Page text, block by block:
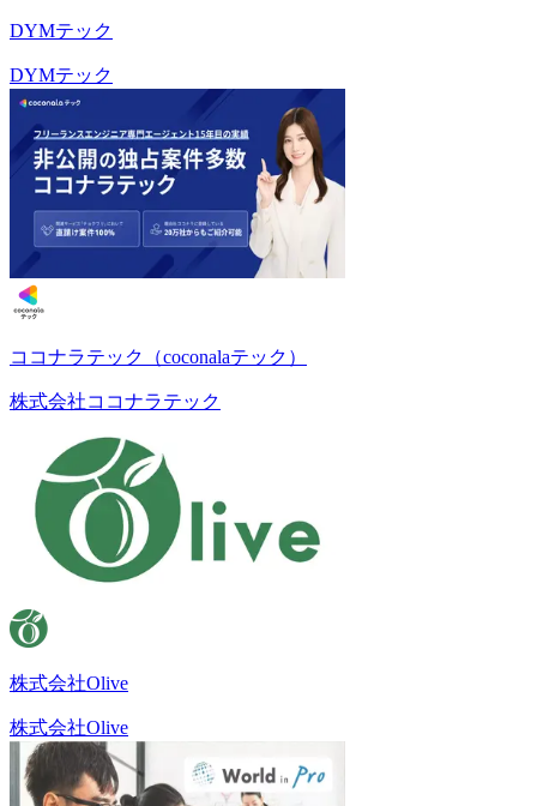
DYMテック
DYMテック
ココナラテック（coconalaテック）
株式会社ココナラテック
株式会社Olive
株式会社Olive